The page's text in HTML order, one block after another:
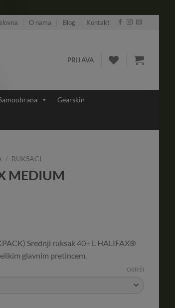
O nama Blog Kontakt
PRIJAVA
Gearskin
/ RUKSACI
MEDIUM
Srednji ruksak 40+ L HALIFAX®
glavnim pretincem.
OBRIŠI